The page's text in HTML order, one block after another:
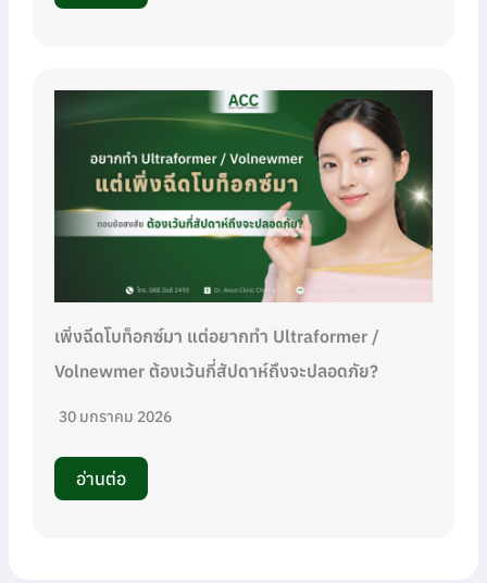
เพิ่งฉีดโบท็อกซ์มา แต่อยากทำ Ultraformer /
Volnewmer ต้องเว้นกี่สัปดาห์ถึงจะปลอดภัย?
30 มกราคม 2026
อ่านต่อ